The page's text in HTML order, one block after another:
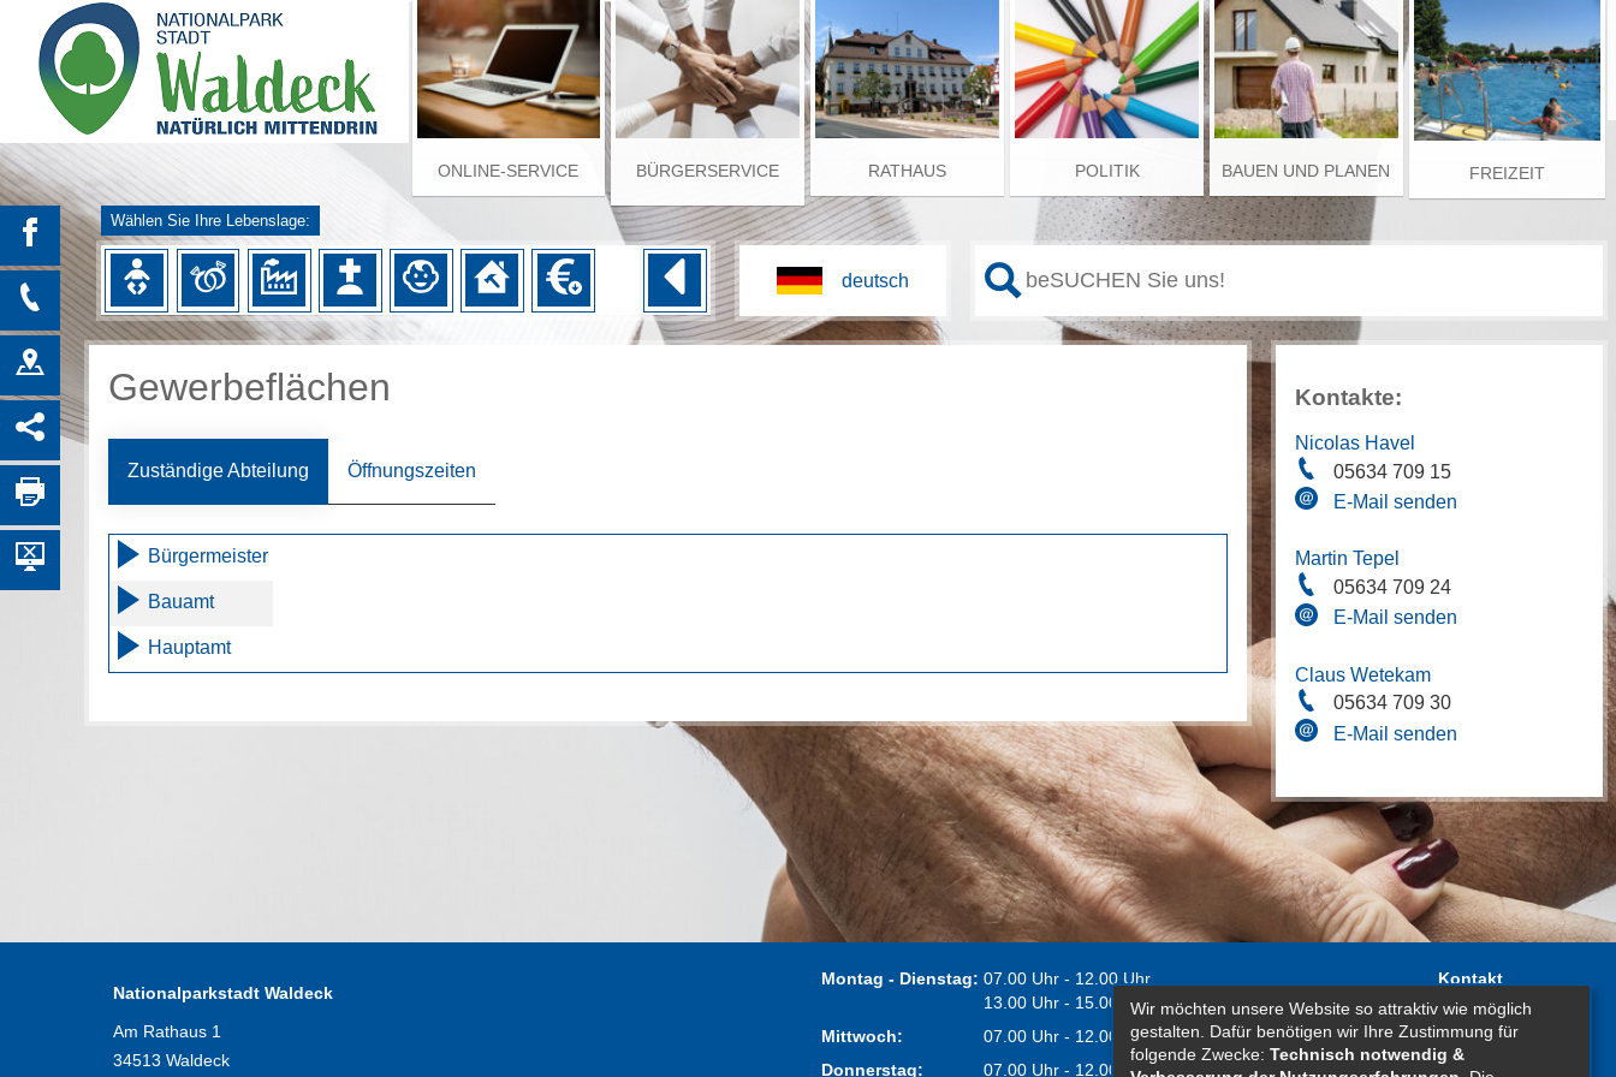
ONLINE-SERVICE BÜRGERSERVICE RATHAUS POLITIK BAUEN UND PLANEN FREIZEIT
Wählen Sie Ihre Lebenslage:
Gewerbeflächen
Zuständige Abteilung Öffnungszeiten
Bürgermeister
Bauamt
Hauptamt
Kontakte:
Nicolas Havel
05634 709 15
E-Mail senden
Martin Tepel
05634 709 24
E-Mail senden
Claus Wetekam
05634 709 30
E-Mail senden
Nationalparkstadt Waldeck
Am Rathaus 1
34513 Waldeck
Montag - Dienstag: 07.00 Uhr - 12.00 Uhr
13.00 Uhr - 15.00 Uhr
Mittwoch:
07.00 Uhr - 12.00 Uhr
Donnerstag:
07.00 Uhr - 12.00 Uhr
Kontakt
Impressum
Erklärung zur
Barrierefreiheit
Wir möchten unsere Website so attraktiv wie möglich
gestalten. Dafür benötigen wir Ihre Zustimmung für
folgende Zwecke: Technisch notwendig &